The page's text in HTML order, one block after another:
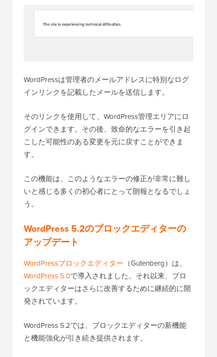
WordPressは管理者のメールアドレスに特別なログ
インリンクを記載したメールを送信します。
そのリンクを使用して、WordPress管理エリアにロ
グインできます。その後、致命的なエラーを引き起
こした可能性のある変更を元に戻すことができま
す。
この機能は、このようなエラーの修正が非常に難し
いと感じる多くの初心者にとって朗報となるでしょ
う。
WordPress 5.2のブロックエディターの
アップデート
WordPressブロックエディター （Gutenberg）は、
WordPress 5.0で導入されました。それ以来、ブロ
ックエディターはさらに改善するために継続的に開
発されています。
WordPress 5.2では、ブロックエディターの新機能
と機能強化が引き続き提供されます。